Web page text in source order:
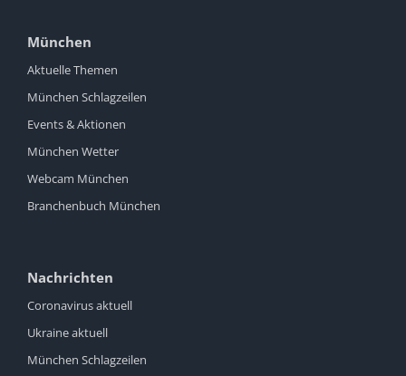
München
Aktuelle Themen
München Schlagzeilen
Events & Aktionen
München Wetter
Webcam München
Branchenbuch München
Nachrichten
Coronavirus aktuell
Ukraine aktuell
München Schlagzeilen